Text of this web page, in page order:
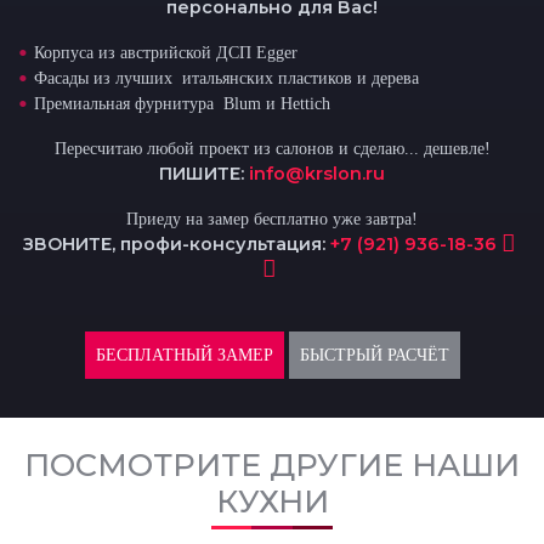
персонально для Вас!
Корпуса из австрийской ДСП Egger
Фасады из лучших итальянских пластиков и дерева
Премиальная фурнитура Blum и Hettich
Пересчитаю любой проект из салонов и сделаю... дешевле!
ПИШИТЕ: info@krslon.ru
Приеду на замер бесплатно уже завтра!
ЗВОНИТЕ, профи-консультация: +7 (921) 936-18-36
БЕСПЛАТНЫЙ ЗАМЕР БЫСТРЫЙ РАСЧЁТ
ПОСМОТРИТЕ ДРУГИЕ НАШИ
КУХНИ